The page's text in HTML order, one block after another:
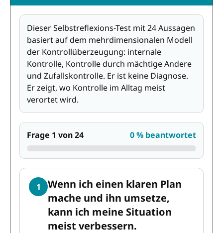
Dieser Selbstreflexions-Test mit 24 Aussagen
basiert auf dem mehrdimensionalen Modell
der Kontrollüberzeugung: internale
Kontrolle, Kontrolle durch mächtige Andere
und Zufallskontrolle. Er ist keine Diagnose.
Er zeigt, wo Kontrolle im Alltag meist
verortet wird.
Frage 1 von 24 0 % beantwortet
1
Wenn ich einen klaren Plan
mache und ihn umsetze,
kann ich meine Situation
meist verbessern.